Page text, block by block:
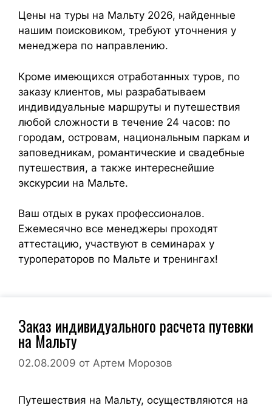
Цены на туры на Мальту 2026, найденные
нашим поисковиком, требуют уточнения у
менеджера по направлению.
Кроме имеющихся отработанных туров, по
заказу клиентов, мы разрабатываем
индивидуальные маршруты и путешествия
любой сложности в течение 24 часов: по
городам, островам, национальным паркам и
заповедникам, романтические и свадебные
путешествия, а также интереснейшие
экскурсии на Мальте.
Ваш отдых в руках профессионалов.
Ежемесячно все менеджеры проходят
аттестацию, участвуют в семинарах у
туроператоров по Мальте и тренингах!
Заказ индивидуального расчета путевки
на Мальту
02.08.2009 от Артем Морозов
Путешествия на Мальту, осуществляются на